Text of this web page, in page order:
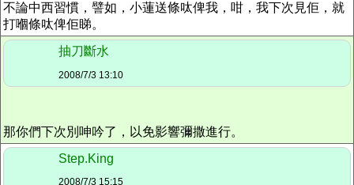
不論中西習慣，譬如，小蓮送條呔俾我，咁，我下次見佢，就
打嗰條呔俾佢睇。
抽刀斷水
2008/7/3 13:10
那你們下次別呻吟了，以免影響彌撒進行。
Step.King
2008/7/3 15:15